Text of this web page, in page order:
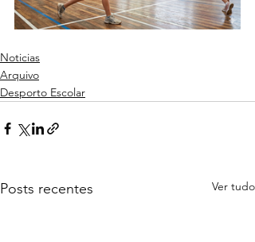
Noticias
Arquivo
Desporto Escolar
Posts recentes Ver tudo